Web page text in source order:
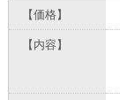
【価格】
【内容】